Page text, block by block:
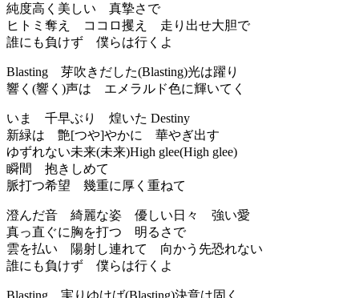
純度高く美しい 真摯さで
ヒトミ奪え ココロ攫え 走り出せ大胆で
誰にも負けず 僕らは行くよ
Blasting 芽吹きだした(Blasting)光は躍り
響く(響く)声は エメラルド色に輝いてく
いま 千早ぶり 煌いた Destiny
新緑は 艶[つや]やかに 華やぎ出す
ゆずれない未来(未来)High glee(High glee)
瞬間 抱きしめて
脈打つ希望 幾重に厚く重ねて
澄んだ音 綺麗な姿 優しい日々 強い愛
真っ直ぐに胸を打つ 明るさで
雲を払い 陽射し連れて 向かう先恐れない
誰にも負けず 僕らは行くよ